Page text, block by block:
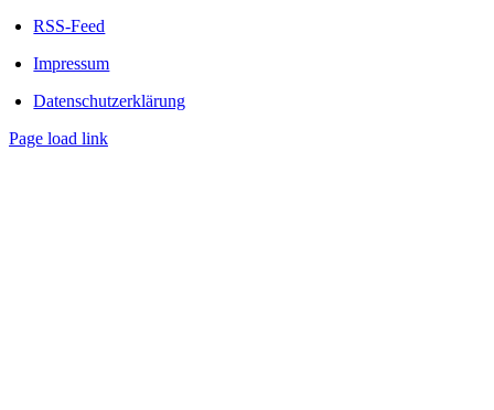
RSS-Feed
Impressum
Datenschutzerklärung
Page load link